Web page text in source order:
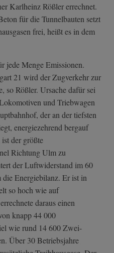
Karlheinz Rößler errechnet.
für die Tunnelbauten setzt
frei, heißt es in dem
jede Menge Emissionen.
21 wird der Zugverkehr zur
so Rößler. Ursache dafür sei
und Triebwagen
der an der tiefsten
energiezehrend bergauf
der größte
Richtung Ulm zu
der Luftwiderstand im 60
die Energiebilanz. Er ist in
so hoch wie auf
daraus einen
knapp 44 000
wie rund 14 600 Zwei-
Über 30 Betriebsjahre